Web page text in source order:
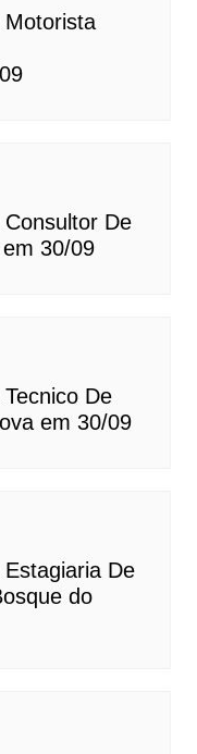
Motorista
De
30/09
De
em 30/09
De
do